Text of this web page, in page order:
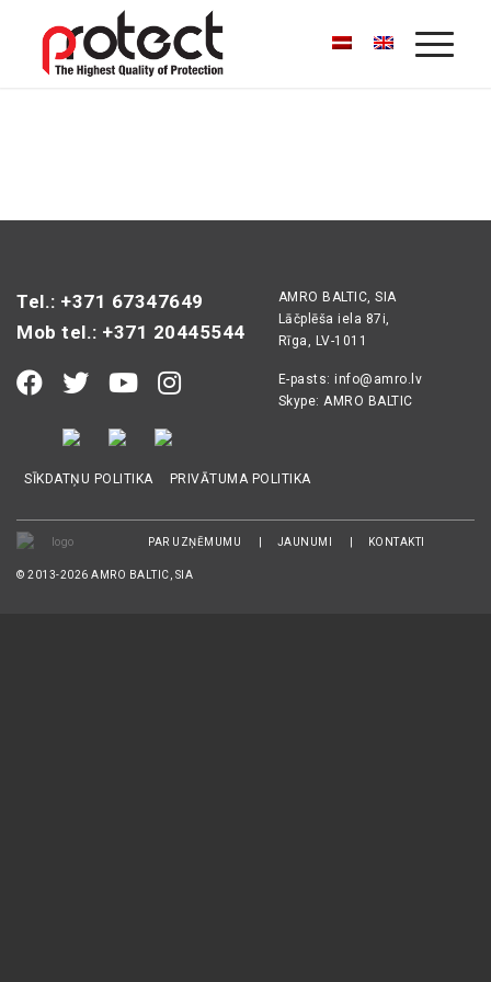
Tel.: +371 67347649
Mob tel.: +371 20445544
AMRO BALTIC, SIA
Lāčplēša iela 87i,
Rīga, LV-1011
E-pasts: info@amro.lv
Skype: AMRO BALTIC
SĪKDATŅU POLITIKA PRIVĀTUMA POLITIKA
PAR UZŅĒMUMU JAUNUMI KONTAKTI
© 2013-2026 AMRO BALTIC, SIA